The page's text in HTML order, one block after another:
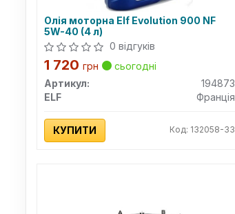
Олія моторна Elf Evolution 900 NF
5W-40 (4 л)
0 відгуків
1 720 грн
сьогодні
Артикул:
194873
ELF
Франція
КУПИТИ Код: 132058-33